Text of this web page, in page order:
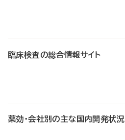
臨床検査の総合情報サイト
薬効・会社別の主な国内開発状況